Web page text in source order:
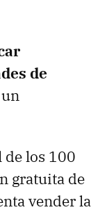
de
de los 100
gratuita de
vender la